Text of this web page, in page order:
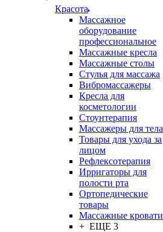
Красота
Массажное
оборудование
профессиональное
Массажные кресла
Массажные столы
Стулья для массажа
Вибромассажеры
Кресла для
косметологии
Стоунтерапия
Массажеры для тела
Товары для ухода за
лицом
Рефлексотерапия
Ирригаторы для
полости рта
Ортопедические
товары
Массажные кровати
+ ЕЩЕ 3